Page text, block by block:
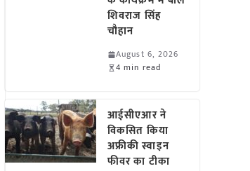
शिवराज सिंह
चौहान
August 6, 2026
4 min read
आईसीएआर ने
विकसित किया
अफ्रीकी स्वाइन
फीवर का टीका